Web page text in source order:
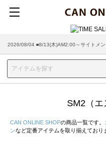
2026/07/29 ■【お知らせ】ヤマト運輸の配
SM2（エ
CAN ONLINE SHOPの商品一覧です。
ンなど定番アイテムを取り揃えており